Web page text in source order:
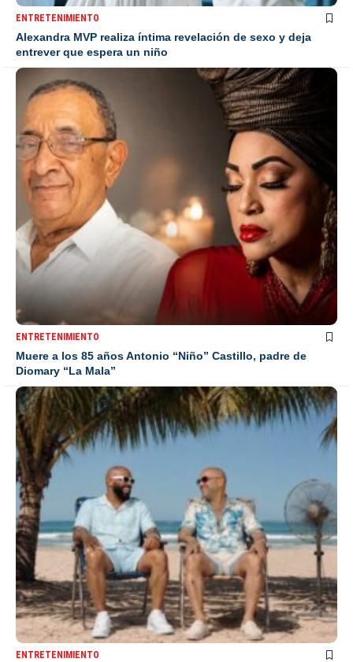
ENTRETENIMIENTO
Alexandra MVP realiza íntima revelación de sexo y deja
entrever que espera un niño
ENTRETENIMIENTO
Muere a los 85 años Antonio “Niño” Castillo, padre de
Diomary “La Mala”
ENTRETENIMIENTO